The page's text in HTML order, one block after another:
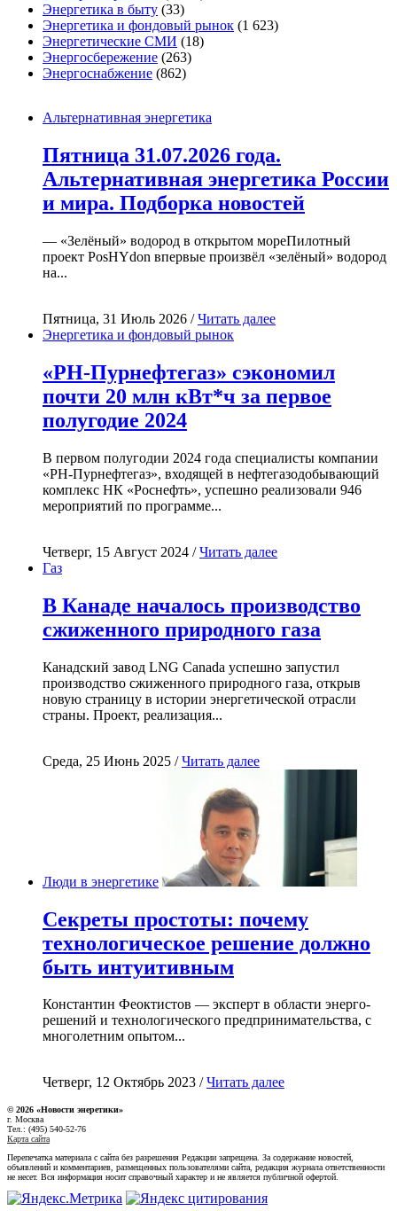
Энергетика в быту (33)
Энергетика и фондовый рынок (1 623)
Энергетические СМИ (18)
Энергосбережение (263)
Энергоснабжение (862)
Альтернативная энергетика
Пятница 31.07.2026 года.
Альтернативная энергетика России
и мира. Подборка новостей
— «Зелёный» водород в открытом мореПилотный
проект PosHYdon впервые произвёл «зелёный» водород
на...
Пятница, 31 Июль 2026 /Читать далее
Энергетика и фондовый рынок
«РН-Пурнефтегаз» сэкономил
почти 20 млн кВт*ч за первое
полугодие 2024
В первом полугодии 2024 года специалисты компании
«РН-Пурнефтегаз», входящей в нефтегазодобывающий
комплекс НК «Роснефть», успешно реализовали 946
мероприятий по программе...
Четверг, 15 Август 2024 /Читать далее
Газ
В Канаде началось производство
сжиженного природного газа
Канадский завод LNG Canada успешно запустил
производство сжиженного природного газа, открыв
новую страницу в истории энергетической отрасли
страны. Проект, реализация...
Среда, 25 Июнь 2025 /Читать далее
Люди в энергетике
Секреты простоты: почему
технологическое решение должно
быть интуитивным
Константин Феоктистов — эксперт в области энерго-
решений и технологического предпринимательства, с
многолетним опытом...
Четверг, 12 Октябрь 2023 /Читать далее
© 2026 «Новости энеретики»
г. Москва
Тел.: (495) 540-52-76
Карта сайта
Перепечатка материала с сайта без разрешения Редакции запрещена. За содержание новостей,
объявлений и комментариев, размещенных пользователями сайта, редакция журнала ответственности
не несет. Вся информация носит справочный характер и не является публичной офертой.